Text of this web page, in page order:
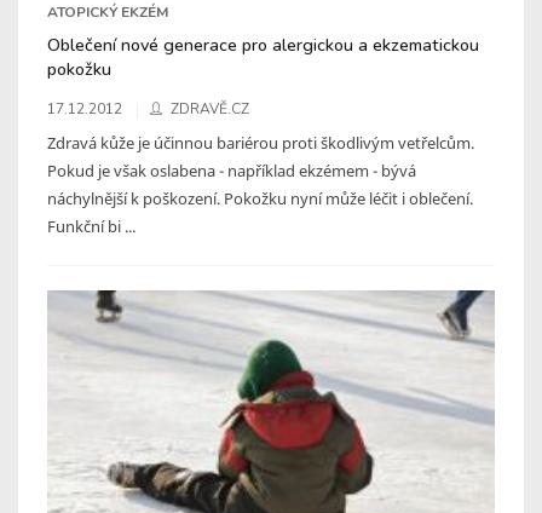
ATOPICKÝ EKZÉM
Oblečení nové generace pro alergickou a ekzematickou
pokožku
17.12.2012 ZDRAVĚ.CZ
Zdravá kůže je účinnou bariérou proti škodlivým vetřelcům.
Pokud je však oslabena - například ekzémem - bývá
náchylnější k poškození. Pokožku nyní může léčit i oblečení.
Funkční bi ...